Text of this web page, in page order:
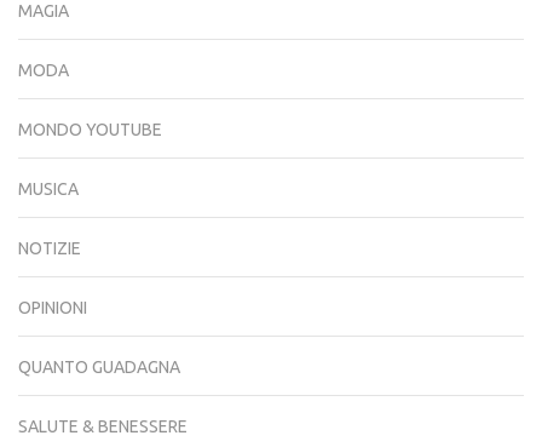
MAGIA
MODA
MONDO YOUTUBE
MUSICA
NOTIZIE
OPINIONI
QUANTO GUADAGNA
SALUTE & BENESSERE